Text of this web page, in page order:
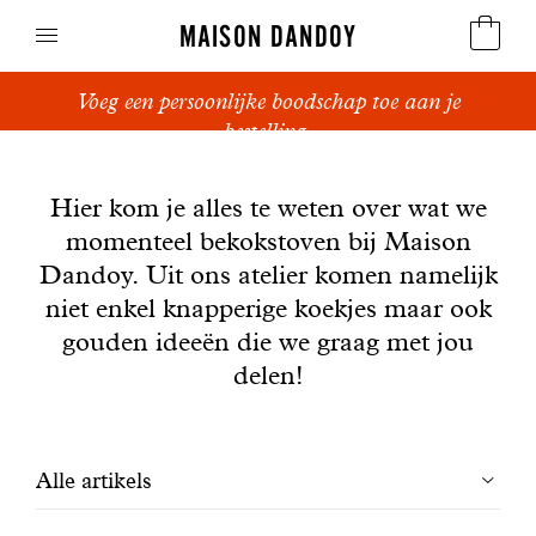
MAISON DANDOY
Speculoos
Suikerbrood en peperkoek
Cakes
Snoepgoed
Voeg een persoonlijke boodschap toe aan je
bestelling.
Hier kom je alles te weten over wat we
momenteel bekokstoven bij Maison
Dandoy. Uit ons atelier komen namelijk
niet enkel knapperige koekjes maar ook
gouden ideeën die we graag met jou
delen!
Filtrer
Alle artikels